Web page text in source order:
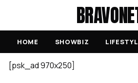
HOME SHOWBIZ
[psk_ad 970x250]